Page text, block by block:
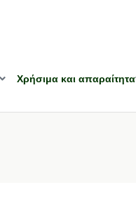
Χρήσιμα και απαραίτητα